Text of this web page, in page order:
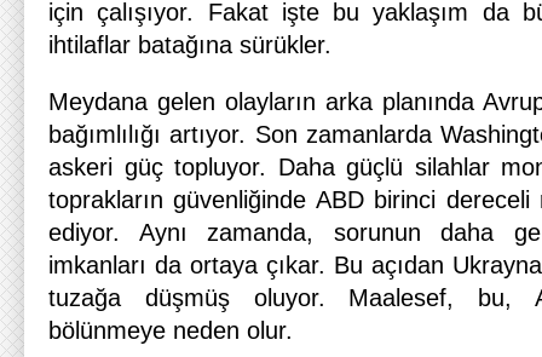
için çalışıyor. Fakat işte bu yaklaşım da
ihtilaflar batağına sürükler.
Meydana gelen olayların arka planında
bağımlılığı artıyor. Son zamanlarda
askeri güç topluyor. Daha güçlü silahlar
toprakların güvenliğinde ABD birinci
ediyor. Aynı zamanda, sorunun daha
imkanları da ortaya çıkar. Bu açıdan
tuzağa düşmüş oluyor. Maalesef, bu,
bölünmeye neden olur.